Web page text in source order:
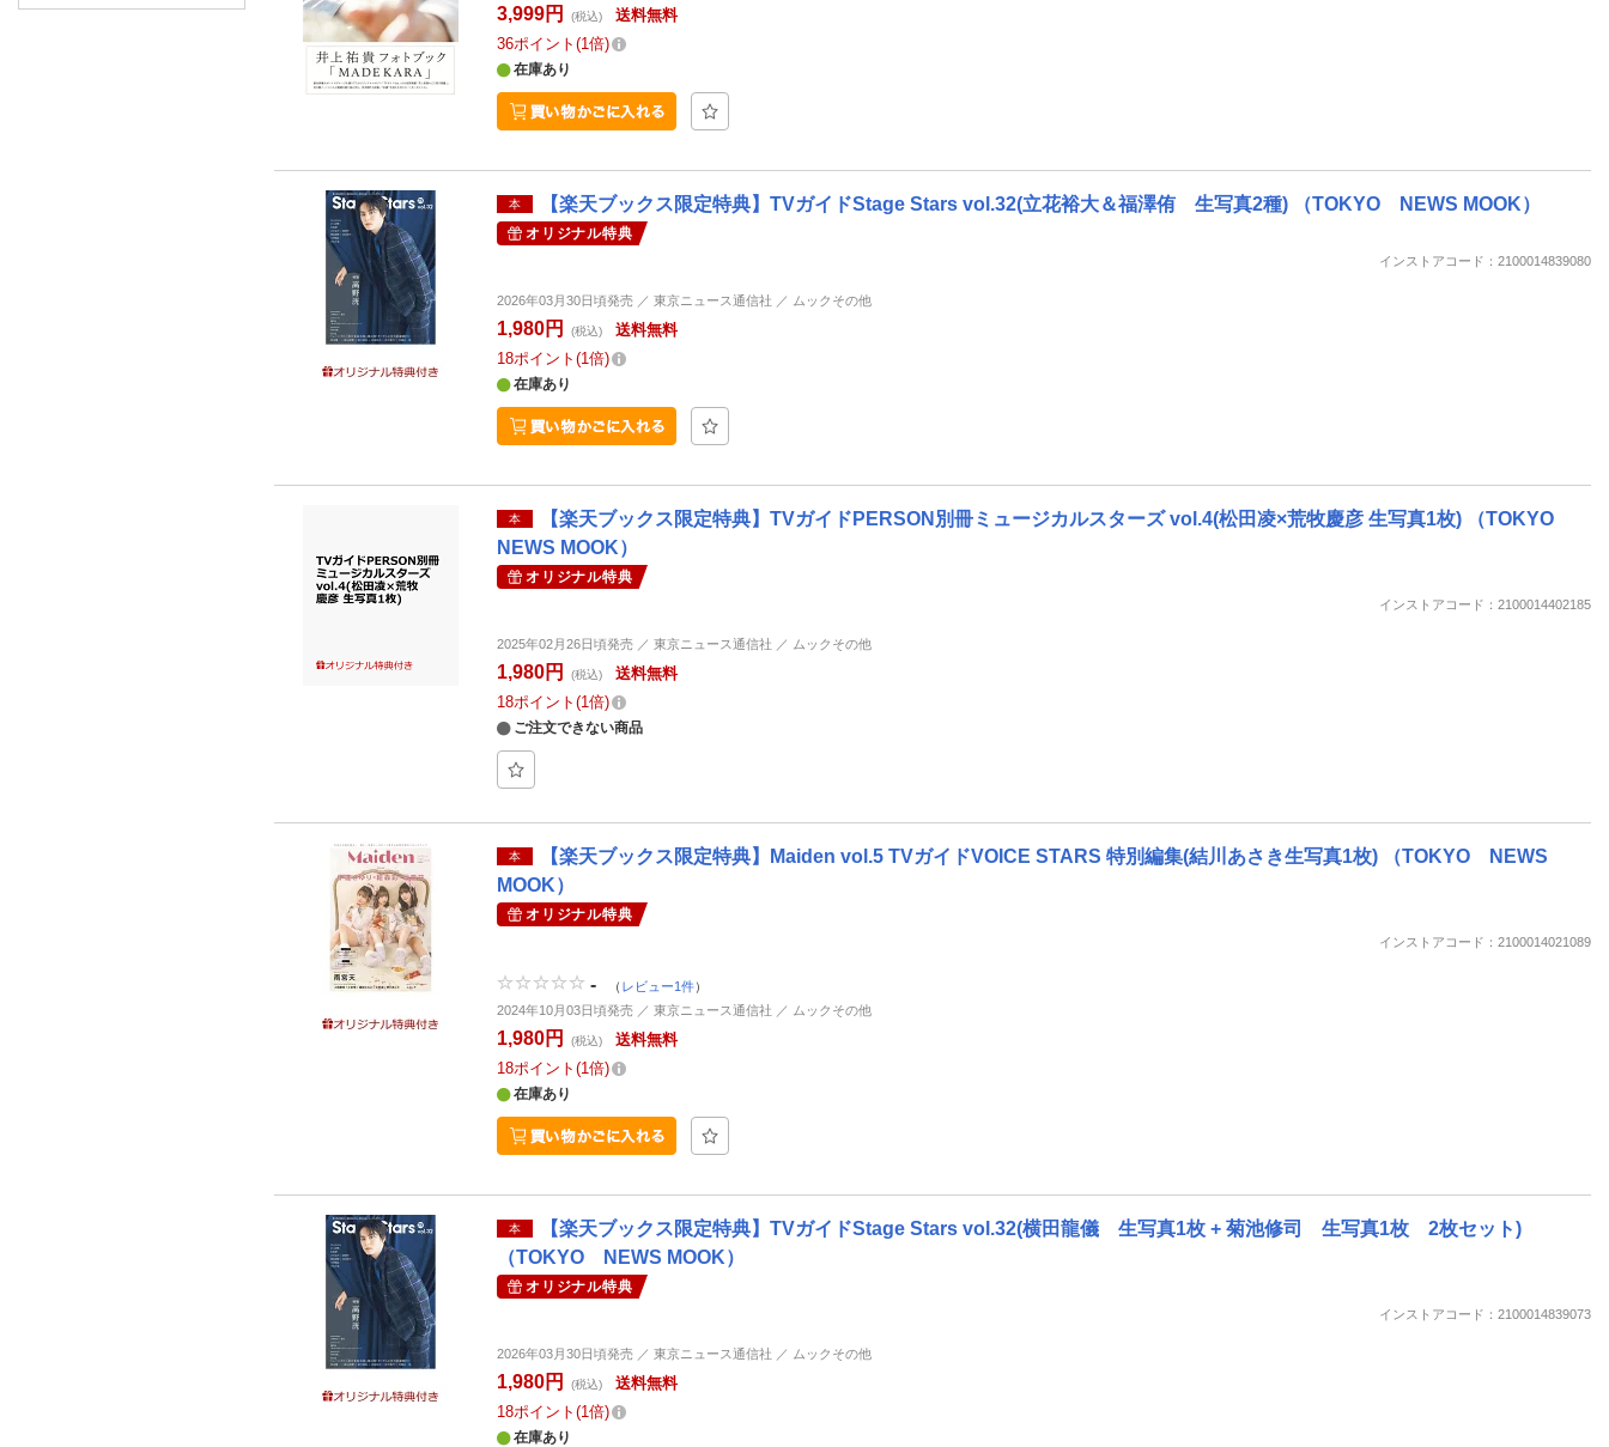
3,999円 (税込)
送料無料
36ポイント 1倍
在庫あり
本 【楽天ブックス限定特典】TVガイドStage Stars vol.32(立花裕大＆福澤侑 生写真2種) （TOKYO NEWS MOOK）
オリジナル特典
インストアコード：2100014839080
2026年03月30日頃発売 ／ 東京ニュース通信社 ／ ムックその他
1,980円 (税込)
送料無料
18ポイント 1倍
在庫あり
本
【楽天ブックス限定特典】TVガイドPERSON別冊ミュージカルスターズ vol.4(松田凌×荒牧慶彦 生写真1枚) （TOKYO
NEWS MOOK）
オリジナル特典
インストアコード：2100014402185
2025年02月26日頃発売 ／ 東京ニュース通信社 ／ ムックその他
1,980円 (税込)
送料無料
18ポイント 1倍
ご注文できない商品
本
【楽天ブックス限定特典】Maiden vol.5 TVガイドVOICE STARS 特別編集(結川あさき生写真1枚) （TOKYO NEWS
MOOK）
オリジナル特典
インストアコード：2100014021089
- （ レビュー1件）
2024年10月03日頃発売 ／ 東京ニュース通信社 ／ ムックその他
1,980円 (税込)
送料無料
18ポイント 1倍
在庫あり
本
【楽天ブックス限定特典】TVガイドStage Stars vol.32(横田龍儀 生写真1枚 + 菊池修司 生写真1枚 2枚セット)
（TOKYO NEWS MOOK）
オリジナル特典
インストアコード：2100014839073
2026年03月30日頃発売 ／ 東京ニュース通信社 ／ ムックその他
1,980円 (税込)
送料無料
18ポイント 1倍
在庫あり